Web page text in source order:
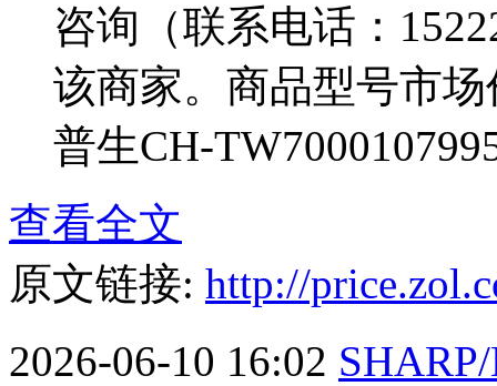
咨询（联系电话：
该商家。商品型号市
普生CH-
查看全文
原文链接: http://
2026-06-10 16:02